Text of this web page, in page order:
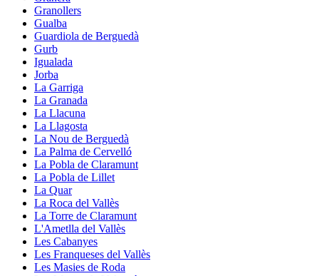
Granollers
Gualba
Guardiola de Berguedà
Gurb
Igualada
Jorba
La Garriga
La Granada
La Llacuna
La Llagosta
La Nou de Berguedà
La Palma de Cervelló
La Pobla de Claramunt
La Pobla de Lillet
La Quar
La Roca del Vallès
La Torre de Claramunt
L'Ametlla del Vallès
Les Cabanyes
Les Franqueses del Vallès
Les Masies de Roda